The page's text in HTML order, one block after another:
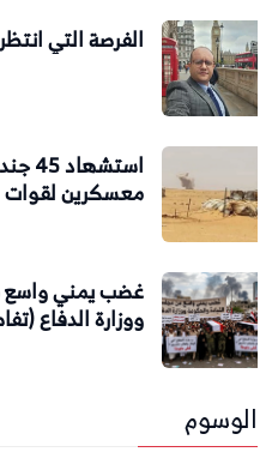
الفرصة التي
معسكرين
غضب يمني واسع
ووزارة الدفاع
الوسوم